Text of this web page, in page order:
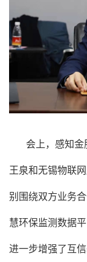
会上，感知
王泉和无锡物联
别围绕双方业务
慧环保监测数据
进一步增强了互